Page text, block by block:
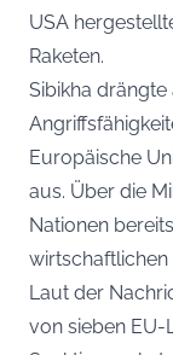
USA
Raketen.
Sibikha
Europäische
aus. Über die
Nationen
Laut der
von sieben EU-